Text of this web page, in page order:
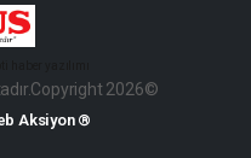
2026©
Aksiyon ®